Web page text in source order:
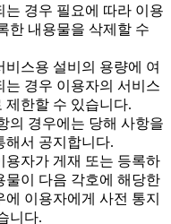
는 경우 필요에 따라 이용
한 내용물을 삭제할 수
스용 설비의 용량에 여
는 경우 이용자의 서비스
제한할 수 있습니다.
의 경우에는 당해 사항을
해서 공지합니다.
자가 게재 또는 등록하
물이 다음 각호에 해당한
이용자에게 사전 통지
니다.